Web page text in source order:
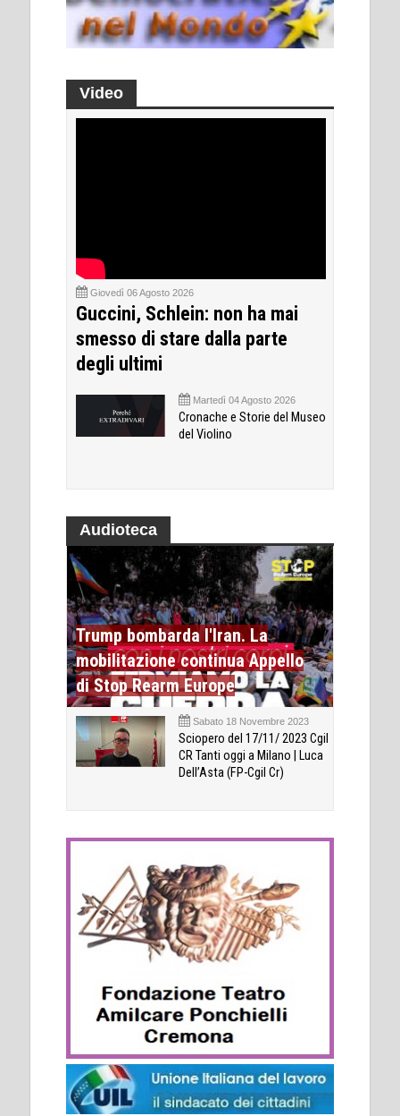
Video
Giovedì 06 Agosto 2026
Guccini, Schlein: non ha mai
smesso di stare dalla parte
degli ultimi
Martedì 04 Agosto 2026
Cronache e Storie del Museo
del Violino
Audioteca
Trump bombarda l'Iran. La
mobilitazione continua Appello
di Stop Rearm Europe
Sabato 18 Novembre 2023
Sciopero del 17/11/ 2023 Cgil
CR Tanti oggi a Milano | Luca
Dell’Asta (FP-Cgil Cr)